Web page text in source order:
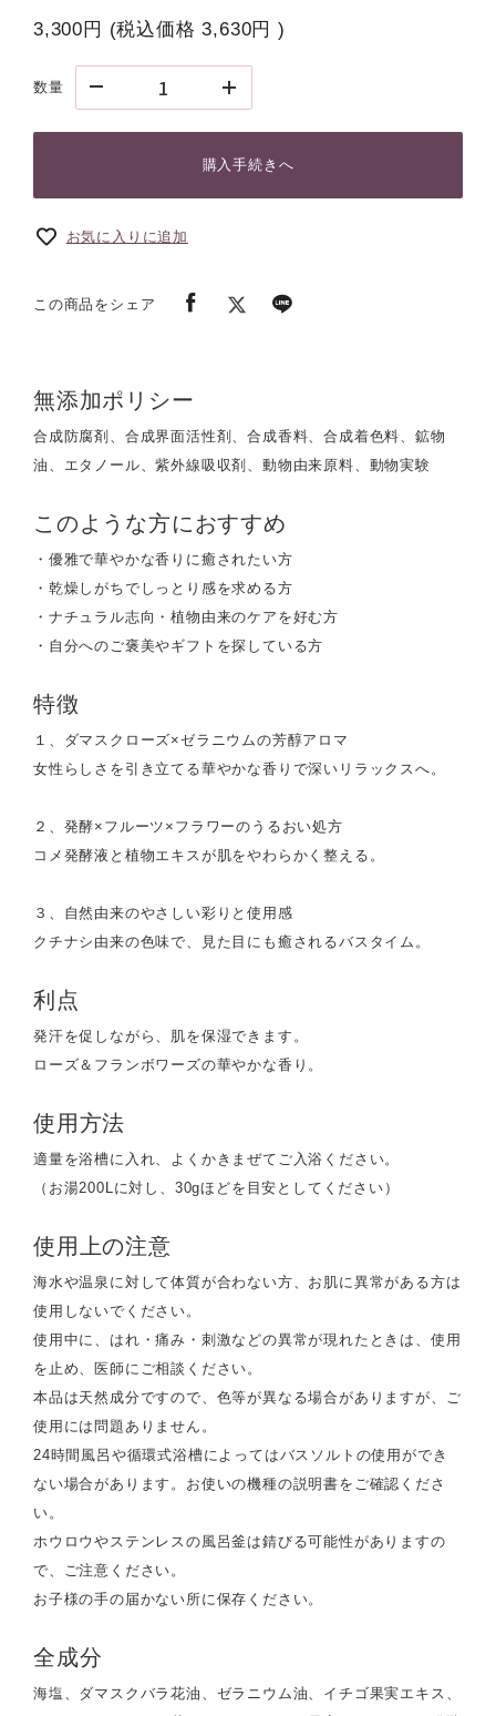
3,300円 (税込価格3,630円 )
数量
購入手続きへ
お気に入りに追加
この商品をシェア
無添加ポリシー
合成防腐剤、合成界面活性剤、合成香料、合成着色料、鉱物
油、エタノール、紫外線吸収剤、動物由来原料、動物実験
このような方におすすめ
・優雅で華やかな香りに癒されたい方
・乾燥しがちでしっとり感を求める方
・ナチュラル志向・植物由来のケアを好む方
・自分へのご褒美やギフトを探している方
特徴
１、ダマスクローズ×ゼラニウムの芳醇アロマ
女性らしさを引き立てる華やかな香りで深いリラックスへ。
２、発酵×フルーツ×フラワーのうるおい処方
コメ発酵液と植物エキスが肌をやわらかく整える。
３、自然由来のやさしい彩りと使用感
クチナシ由来の色味で、見た目にも癒されるバスタイム。
利点
発汗を促しながら、肌を保湿できます。
ローズ＆フランボワーズの華やかな香り。
使用方法
適量を浴槽に入れ、よくかきまぜてご入浴ください。
（お湯200Lに対し、30gほどを目安としてください）
使用上の注意
海水や温泉に対して体質が合わない方、お肌に異常がある方は
使用しないでください。
使用中に、はれ・痛み・刺激などの異常が現れたときは、使用
を止め、医師にご相談ください。
本品は天然成分ですので、色等が異なる場合がありますが、ご
使用には問題ありません。
24時間風呂や循環式浴槽によってはバスソルトの使用ができ
ない場合があります。お使いの機種の説明書をご確認くださ
い。
ホウロウやステンレスの風呂釜は錆びる可能性がありますの
で、ご注意ください。
お子様の手の届かない所に保存ください。
全成分
海塩、ダマスクバラ花油、ゼラニウム油、イチゴ果実エキス、